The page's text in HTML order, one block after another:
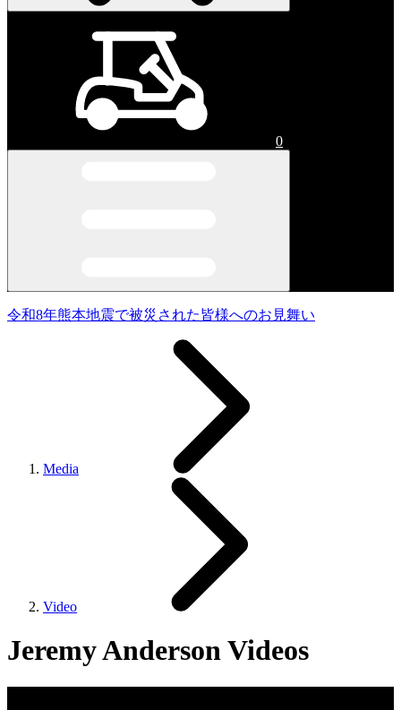
0
令和8年熊本地震で被災された皆様へのお見舞い
Media
Video
Jeremy Anderson Videos